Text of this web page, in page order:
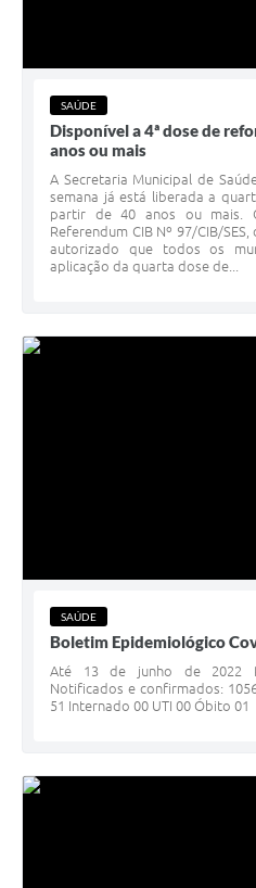
SAÚDE
Disponível a 4ª dose de
anos ou mais
A Secretaria Municipal de
semana já está liberada a
partir de 40 anos ou mais.
Referendum CIB Nº 97/CIB/
autorizado que todos os
aplicação da quarta dose de...
SAÚDE
Boletim Epidemiológico
Até 13 de junho de 2022
Notificados e confirmados:
51 Internado 00 UTI 00 Óbito 01